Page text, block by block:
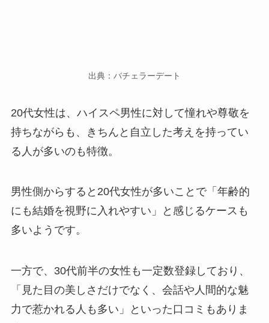
出典：バチェラーデート
20代女性は、ハイスペ男性に対して憧れや尊敬を
持ちながらも、きちんと自立した考えを持ってい
る人が多いのも特徴。
男性側からすると20代女性が多いことで「年齢的
にも結婚を視野に入れやすい」と感じるケースも
多いようです。
一方で、30代前半の女性も一定数登録しており、
「見た目の美しさだけでなく、会話や人間的な魅
力で惹かれる人も多い」といった口コミもありま